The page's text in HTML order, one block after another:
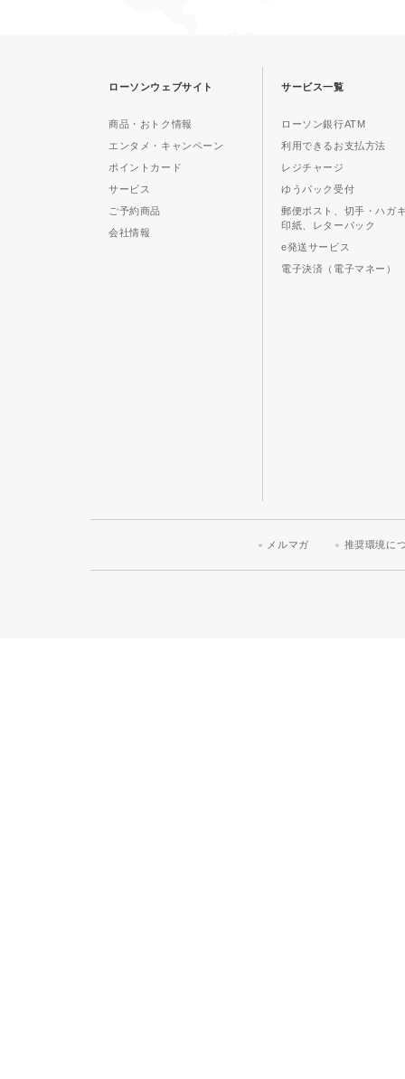
ローソンウェブサイト
商品・おトク情報
エンタメ・キャンペーン
ポイントカード
サービス
ご予約商品
会社情報
サービス一覧
ローソン銀行ATM
利用できるお支払方法
レジチャージ
ゆうパック受付
郵便ポスト、切手・ハガ
印紙、レターパック
e発送サービス
電子決済（電子マネー）
メルマガ 推奨環境に